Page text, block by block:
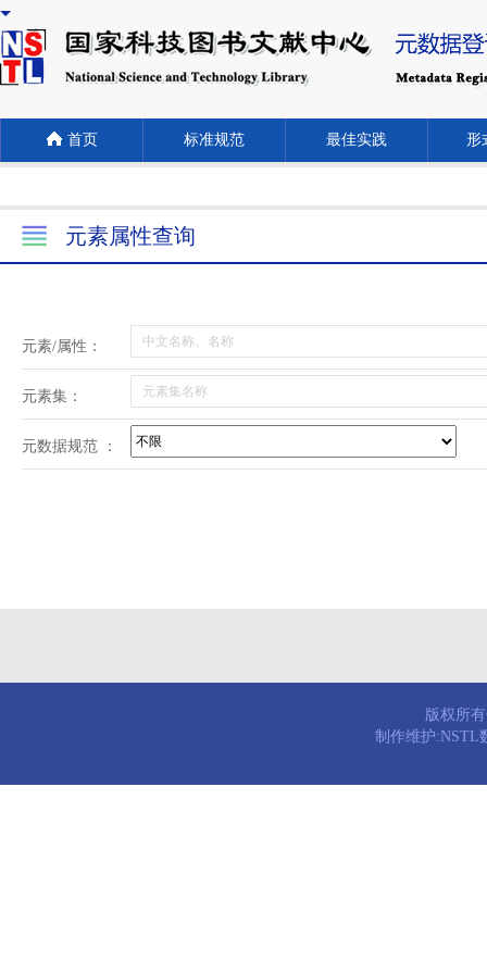
首页 标准规范 最佳实践 形
元素属性查询
元素/属性：
元素集：
元数据规范 ：
版权所
制作维护:NSTL